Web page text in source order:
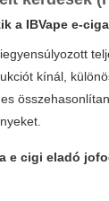
a IBVape e-
kínál,
e cigi eladó